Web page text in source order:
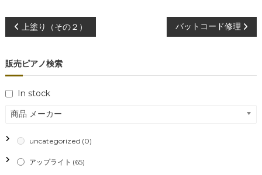
投
稿
ナ
ビ
ゲ
ー
上塗り（その２） バットコード修理
販売ピアノ検索
In stock
商品 メーカー
uncategorized (0)
アップライト (65)